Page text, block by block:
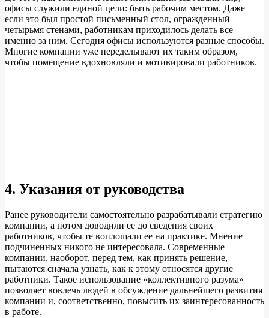
офисы служили единой цели: быть рабочим местом. Даже
если это был простой письменный стол, огражденный
четырьмя стенами, работникам приходилось делать все
именно за ним. Сегодня офисы используются разные способы.
Многие компании уже переделывают их таким образом,
чтобы помещение вдохновляли и мотивировали работников.
4. Указания от руководства
Ранее руководители самостоятельно разрабатывали стратегию
компании, а потом доводили ее до сведения своих
работников, чтобы те воплощали ее на практике. Мнение
подчиненных никого не интересовала. Современные
компании, наоборот, перед тем, как принять решение,
пытаются сначала узнать, как к этому относятся другие
работники. Такое использование «коллективного разума»
позволяет вовлечь людей в обсуждение дальнейшего развития
компании и, соответственно, повысить их заинтересованность
в работе.